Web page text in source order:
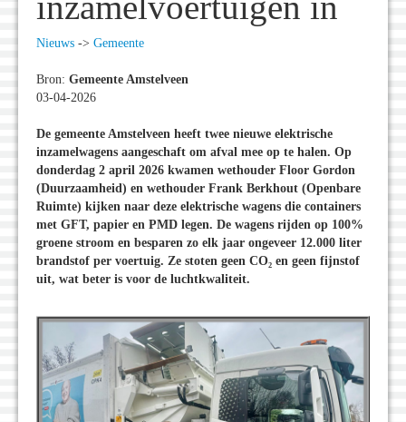
Nieuws -> Gemeente
Bron: Gemeente Amstelveen
03-04-2026
De gemeente Amstelveen heeft twee nieuwe elektrische
inzamelwagens aangeschaft om afval mee op te halen. Op
donderdag 2 april 2026 kwamen wethouder Floor Gordon
(Duurzaamheid) en wethouder Frank Berkhout (Openbare
Ruimte) kijken naar deze elektrische wagens die containers
met GFT, papier en PMD legen. De wagens rijden op 100%
groene stroom en besparen zo elk jaar ongeveer 12.000 liter
brandstof per voertuig. Ze stoten geen CO₂ en geen fijnstof
uit, wat beter is voor de luchtkwaliteit.